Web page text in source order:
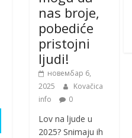
nas broje,
pobediće
pristojni
ljudi!
новембар 6,
2025
Kovačica
info
0
Lov na ljude u
2025? Snimaju ih